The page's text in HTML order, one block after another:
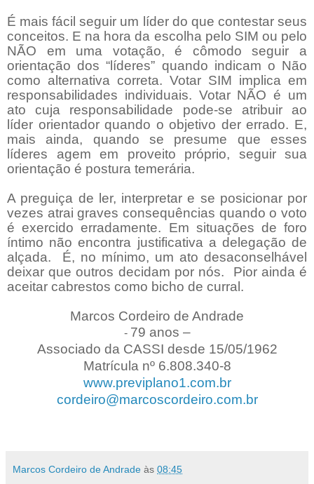
É mais fácil seguir um líder do que contestar seus
conceitos. E na hora da escolha pelo SIM ou pelo
NÃO em uma votação, é cômodo seguir a
orientação dos “líderes” quando indicam o Não
como alternativa correta. Votar SIM implica em
responsabilidades individuais. Votar NÃO é um
ato cuja responsabilidade pode-se atribuir ao
líder orientador quando o objetivo der errado. E,
mais ainda, quando se presume que esses
líderes agem em proveito próprio, seguir sua
orientação é postura temerária.
A preguiça de ler, interpretar e se posicionar por
vezes atrai graves consequências quando o voto
é exercido erradamente. Em situações de foro
íntimo não encontra justificativa a delegação de
alçada.
É, no mínimo, um ato desaconselhável
deixar que outros decidam por nós.
Pior ainda é
aceitar cabrestos como bicho de curral.
Marcos Cordeiro de Andrade
- 79 anos –
Associado da CASSI desde 15/05/1962
Matrícula nº 6.808.340-8
www.previplano1.com.br
cordeiro@marcoscordeiro.com.br
Marcos Cordeiro de Andrade às 08:45